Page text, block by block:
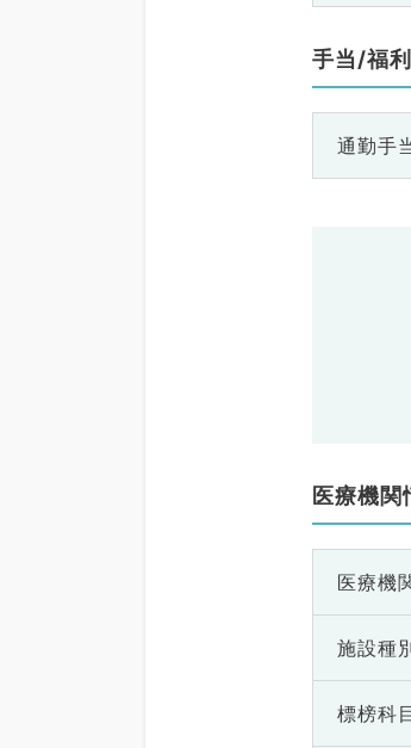
手当/福
通勤手
医療機関
医療機
施設種
標榜科